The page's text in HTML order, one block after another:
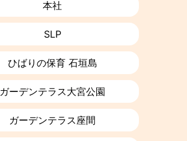
本社
SLP
ひばりの保育 石垣島
ガーデンテラス大宮公園
ガーデンテラス座間